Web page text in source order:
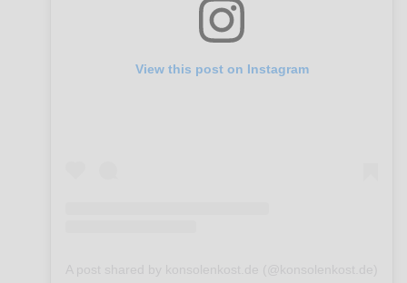
View this post on Instagram